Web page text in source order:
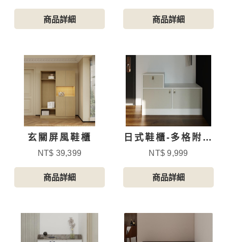
商品詳細 商品詳細
玄關屏風鞋櫃
NT$ 39,399
商品詳細
日式鞋櫃-多格附抽
屜-1
NT$ 9,999
商品詳細